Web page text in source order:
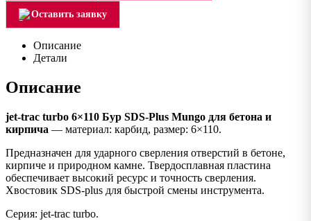
Оставить заявку
Описание
Детали
Описание
jet-trac turbo 6×110 Бур SDS-Plus Mungo для бетона и
кирпича — материал: карбид, размер: 6×110.
Предназначен для ударного сверления отверстий в бетоне,
кирпиче и природном камне. Твердосплавная пластина
обеспечивает высокий ресурс и точность сверления.
Хвостовик SDS-plus для быстрой смены инструмента.
Серия: jet-trac turbo.